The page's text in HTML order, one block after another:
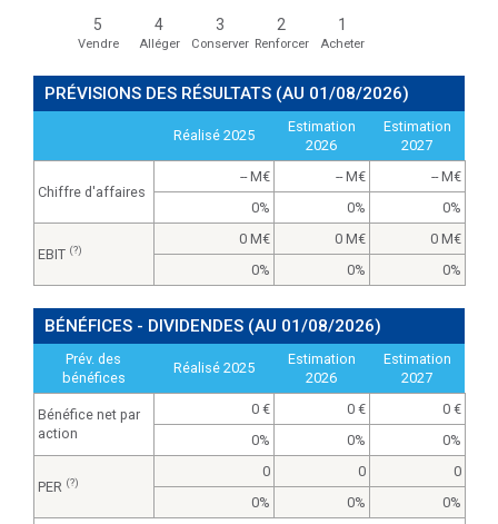
5 4 3 2 1
Vendre Alléger Conserver Renforcer Acheter
PRÉVISIONS DES RÉSULTATS (AU 01/08/2026)
Réalisé 2025
Estimation
2026
Estimation
2027
Chiffre d'affaires
-- M -- M
-- M
0%
0% 0%
EBIT (?)
0 M 0 M
0 M
0%
0% 0%
BÉNÉFICES - DIVIDENDES (AU 01/08/2026)
Prév. des
bénéfices
Réalisé 2025
Estimation
2026
Estimation
2027
Bénéfice net par
action
0 0
0
0%
0% 0%
PER (?)
0 0
0
0%
0%
0%